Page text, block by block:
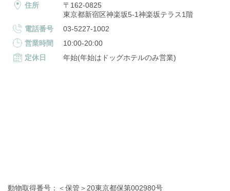
住所
〒162-0825
東京都新宿区神楽坂5-1神楽坂テラス1階
電話番号
03-5227-1002
営業時間
10:00-20:00
定休日
年始(年始はドッグホテルのみ営業)
動物取得番号：＜保管＞20東京都保第002980号